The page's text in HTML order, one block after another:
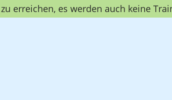
erreichen, es werden auch keine